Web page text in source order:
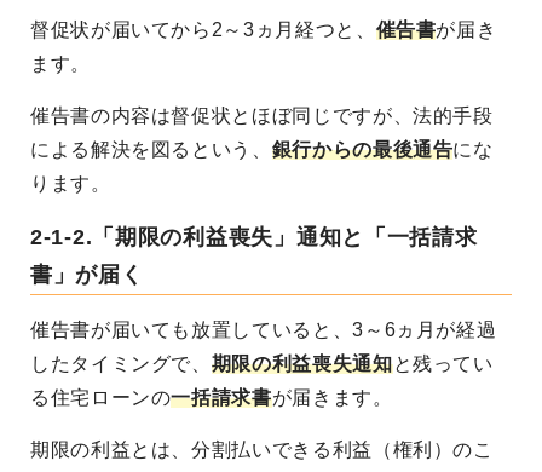
督促状が届いてから2～3ヵ月経つと、 催告書が届き
ます。
催告書の内容は督促状とほぼ同じですが、法的手段
による解決を図るという、 銀行からの最後通告にな
ります。
2-1-2.「期限の利益喪失」通知と「一括請求
書」が届く
催告書が届いても放置していると、3～6ヵ月が経過
したタイミングで、 期限の利益喪失通知と残ってい
る住宅ローンの一括請求書が届きます。
期限の利益とは、分割払いできる利益（権利）のこ